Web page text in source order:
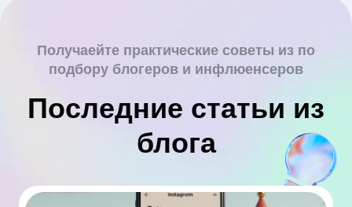
Получаейте практические советы из по
подбору блогеров и инфлюенсеров
Последние статьи из
блога